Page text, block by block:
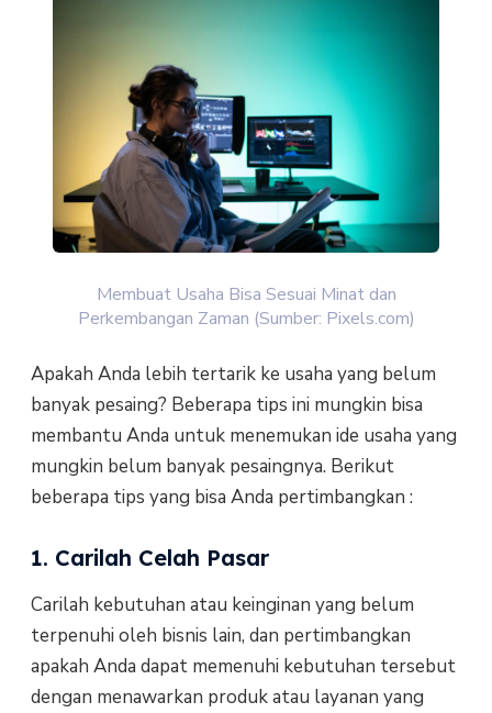
Membuat Usaha Bisa Sesuai Minat dan
Perkembangan Zaman (Sumber: Pixels.com)
Apakah Anda lebih tertarik ke usaha yang belum
banyak pesaing? Beberapa tips ini mungkin bisa
membantu Anda untuk menemukan ide usaha yang
mungkin belum banyak pesaingnya. Berikut
beberapa tips yang bisa Anda pertimbangkan :
1. Carilah Celah Pasar
Carilah kebutuhan atau keinginan yang belum
terpenuhi oleh bisnis lain, dan pertimbangkan
apakah Anda dapat memenuhi kebutuhan tersebut
dengan menawarkan produk atau layanan yang